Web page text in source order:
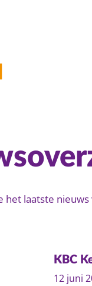
het laatste
KBC
12 juni